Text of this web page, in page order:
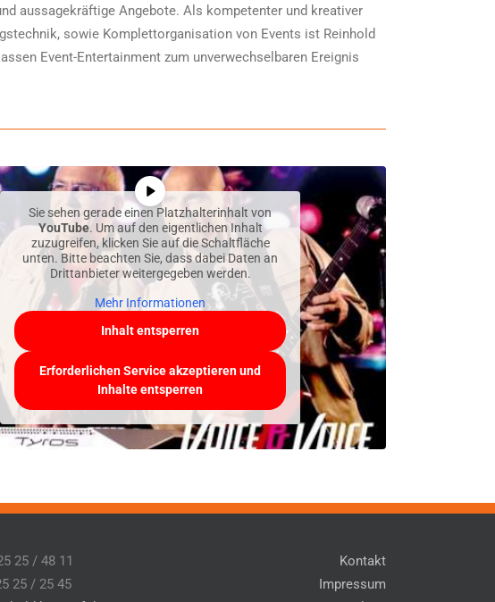
aussagekräftige Angebote. Als kompetenter und kreativer
sowie Komplettorganisation von Events ist Reinhold
Event-Entertainment zum unverwechselbaren Ereignis
Sie sehen gerade einen Platzhalterinhalt von
YouTube. Um auf den eigentlichen Inhalt
zuzugreifen, klicken Sie auf die Schaltfläche
unten. Bitte beachten Sie, dass dabei Daten an
Drittanbieter weitergegeben werden.
Mehr Informationen
Inhalt entsperren
Erforderlichen Service akzeptieren und
Inhalte entsperren
25 / 48 11
25 / 25 45
Kontakt
Impressum